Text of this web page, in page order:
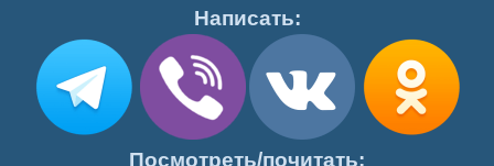
Написать:
Посмотреть/почитать: